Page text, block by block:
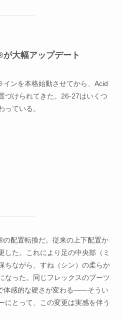
が大幅アップデート
インを本格始動させてから、Acid
づけられてきた。26-27はいくつ
っている。
配置転換だ。従来の上下配置か
した。これにより足の中央部（ミ
ちながら、すね（シン）の柔らか
なった。同じフレックスのブーツ
体感的な硬さが変わる——そうい
にとって、この変更は実感を伴う